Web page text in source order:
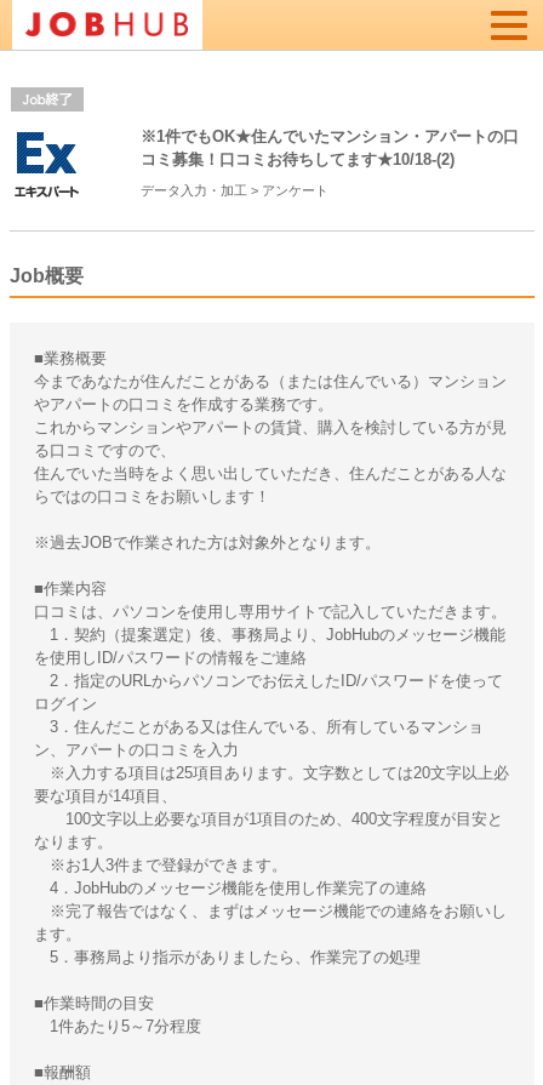
※1件でもOK★住んでいたマンション・アパートの口
コミ募集！口コミお待ちしてます★10/18-(2)
データ入力・加工 > アンケート
Job概要
■業務概要
今まであなたが住んだことがある（または住んでいる）マンション
やアパートの口コミを作成する業務です。
これからマンションやアパートの賃貸、購入を検討している方が見
る口コミですので、
住んでいた当時をよく思い出していただき、住んだことがある人な
らではの口コミをお願いします！
※過去JOBで作業された方は対象外となります。
■作業内容
口コミは、パソコンを使用し専用サイトで記入していただきます。
1．契約（提案選定）後、事務局より、JobHubのメッセージ機能
を使用しID/パスワードの情報をご連絡
2．指定のURLからパソコンでお伝えしたID/パスワードを使って
ログイン
3．住んだことがある又は住んでいる、所有しているマンショ
ン、アパートの口コミを入力
※入力する項目は25項目あります。文字数としては20文字以上必
要な項目が14項目、
100文字以上必要な項目が1項目のため、400文字程度が目安と
なります。
※お1人3件まで登録ができます。
4．JobHubのメッセージ機能を使用し作業完了の連絡
※完了報告ではなく、まずはメッセージ機能での連絡をお願いし
ます。
5．事務局より指示がありましたら、作業完了の処理
■作業時間の目安
1件あたり5～7分程度
■報酬額